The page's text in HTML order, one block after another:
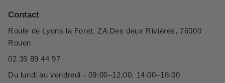
Contact
Route de Lyons la Foret, ZA Des deux Rivières, 76000
Rouen
02 35 89 44 97
Du lundi au vendredi - 09:00–12:00, 14:00–18:00